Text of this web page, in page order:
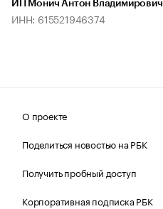
ИП Монич Антон Владимирович
ИНН: 615521946374
О проекте
Поделиться новостью на РБК
Получить пробный доступ
Корпоративная подписка РБК